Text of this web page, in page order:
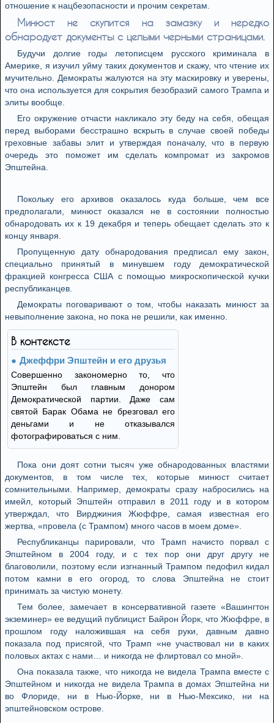
отношение к нацбезопасности и прочим секретам.
Минюст не скупится на замазку и нередко
обнародует документы с целыми черными страницами.
Будучи долгие годы летописцем русского криминала в
Америке, я изучил уйму таких документов и скажу, что чтение их
мучительно. Демократы жалуются на эту маскировку и уверены,
что она используется для сокрытия безобразий самого Трампа и
элиты вообще.
Его окружение отчасти накликало эту беду на себя, обещая
перед выборами бесстрашно вскрыть в случае своей победы
греховные забавы элит и утверждая поначалу, что в первую
очередь это поможет им сделать компромат из закромов
Эпштейна.
Покольку его архивов оказалось куда больше, чем все
предполагали, минюст оказался не в состоянии полностью
обнародовать их к 19 декабря и теперь обещает сделать это к
концу января.
Пропущенную дату обнародования предписал ему закон,
специально принятый в минувшем году демократической
фракцией конгресса США с помощью микроскопической кучки
республиканцев.
Демократы поговаривают о том, чтобы наказать минюст за
невыполнение закона, но пока не решили, как именно.
В контексте
Джеффри Эпштейн и его друзья
Совершенно закономерно то, что
Эпштейн был главным донором
Демократической партии. Даже сам
святой Барак Обама не брезговал его
деньгами и не отказывался
фотографироваться с ним.
Пока они доят сотни тысяч уже обнародованных властями
документов, в том числе тех, которые минюст считает
сомнительными. Например, демократы сразу набросились на
имейл, который Эпштейн отправил в 2011 году и в котором
утверждал, что Вирджиния Жюффре, самая известная его
жертва, «провела (с Трампом) много часов в моем доме».
Республиканцы парировали, что Трамп начисто порвал с
Эпштейном в 2004 году, и с тех пор они друг другу не
благоволили, поэтому если изгнанный Трампом педофил кидал
потом камни в его огород, то слова Эпштейна не стоит
принимать за чистую монету.
Тем более, замечает в консервативной газете «Вашингтон
экземинер» ее ведущий публицист Байрон Йорк, что Жюффре, в
прошлом году наложившая на себя руки, давным давно
показала под присягой, что Трамп «не участвовал ни в каких
половых актах с нами… и никогда не флиртовал со мной».
Она показала также, что никогда не видела Трампа вместе с
Эпштейном и никогда не видела Трампа в домах Эпштейна ни
во Флориде, ни в Нью-Йорке, ни в Нью-Мексико, ни на
эпштейновском острове.